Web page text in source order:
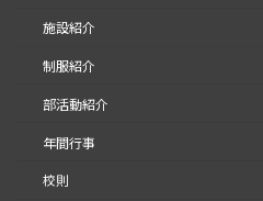
施設紹介
制服紹介
部活動紹介
年間行事
校則